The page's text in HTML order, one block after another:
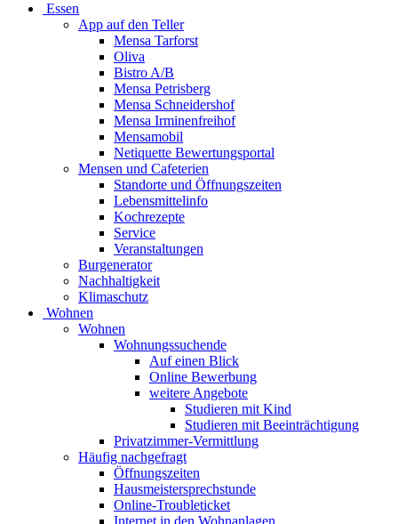
Essen
App auf den Teller
Mensa Tarforst
Oliva
Bistro A/B
Mensa Petrisberg
Mensa Schneidershof
Mensa Irminenfreihof
Mensamobil
Netiquette Bewertungsportal
Mensen und Cafeterien
Standorte und Öffnungszeiten
Lebensmittelinfo
Kochrezepte
Service
Veranstaltungen
Burgenerator
Nachhaltigkeit
Klimaschutz
Wohnen
Wohnen
Wohnungssuchende
Auf einen Blick
Online Bewerbung
weitere Angebote
Studieren mit Kind
Studieren mit Beeinträchtigung
Privatzimmer-Vermittlung
Häufig nachgefragt
Öffnungszeiten
Hausmeistersprechstunde
Online-Troubleticket